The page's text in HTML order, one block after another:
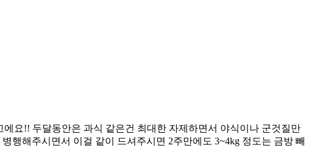
요!! 두달동안은 과식 같은건 최대한 자제하면서 야식이나 군것질만
행해주시면서 이걸 같이 드셔주시면 2주만에도 3~4kg 정도는 금방 빼